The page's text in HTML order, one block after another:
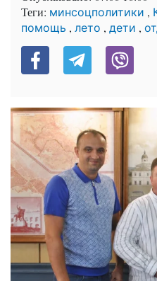
Теги: минсоцполитики ,
помощь , лето , дети ,